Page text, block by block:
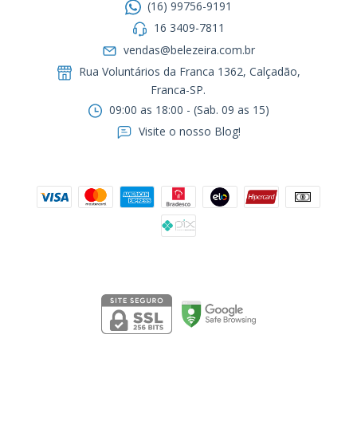
(16) 99756-9191
16 3409-7811
vendas@belezeira.com.br
Rua Voluntários da Franca 1362, Calçadão,
Franca-SP.ㅤㅤㅤㅤㅤㅤㅤㅤㅤㅤㅤ
09:00 as 18:00 - (Sab. 09 as 15)
Visite o nosso Blog!